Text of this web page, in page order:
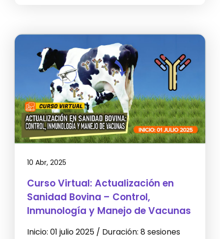
10 Abr, 2025
Curso Virtual: Actualización en
Sanidad Bovina – Control,
Inmunología y Manejo de Vacunas
Inicio: 01 julio 2025 / Duración: 8 sesiones